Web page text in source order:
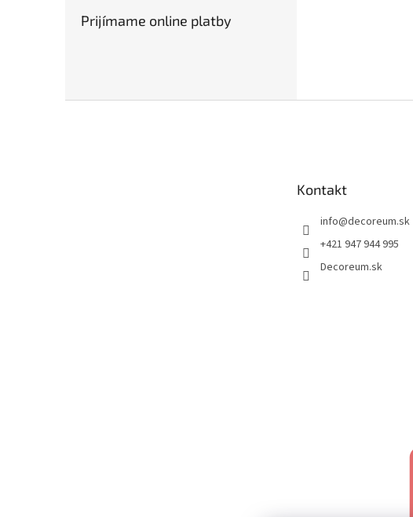
Prijímame online platby
Kontakt
info@decoreum.sk
+421 947 944 995
Decoreum.sk